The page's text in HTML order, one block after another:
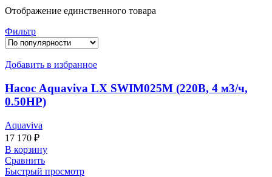
Отображение единственного товара
Фильтр
Добавить в избранное
Насос Aquaviva LX SWIM025M (220В, 4 м3/ч,
0.50HP)
Aquaviva
17 170 ₽
В корзину
Сравнить
Быстрый просмотр